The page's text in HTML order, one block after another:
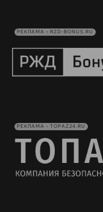
РЕКЛАМА • RZD-BONUS.RU
РЕКЛАМА • TOPAZ24.RU